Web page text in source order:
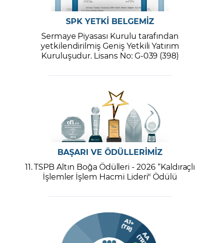
SPK YETKİ BELGEMİZ
Sermaye Piyasası Kurulu tarafından
yetkilendirilmiş Geniş Yetkili Yatırım
Kuruluşudur. Lisans No: G-039 (398)
BAŞARI VE ÖDÜLLERİMİZ
11. TSPB Altın Boğa Ödülleri - 2026 “Kaldıraçlı
İşlemler İşlem Hacmi Lideri" Ödülü